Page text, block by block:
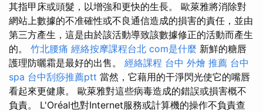
其指甲床或頭髮，以增強和更快的生長。 歐萊雅將消除對
網站上數據的不准確性或不良通信造成的損害的責任，並由
第三方產生，這是由於該活動導致該數據修正的活動而產生
的。 竹北腰痛 經絡按摩課程台北 com是什麼 新鮮的糖唇
護理防曬霜是最好的出售。 經絡課程 台中 外燴 推薦 台中
spa 台中刮痧推薦ptt 當然，它藉用的干淨閃光使它的嘴唇
看起來更健康。 歐萊雅對這些病毒造成的錯誤或損害概不
負責。 L'Oréal也對Internet服務或計算機的操作不負責查